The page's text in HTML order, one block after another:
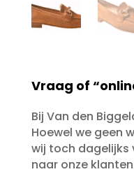
Vraag of
Bij Van den
Hoewel we geen
wij toch dagelijks
naar onze